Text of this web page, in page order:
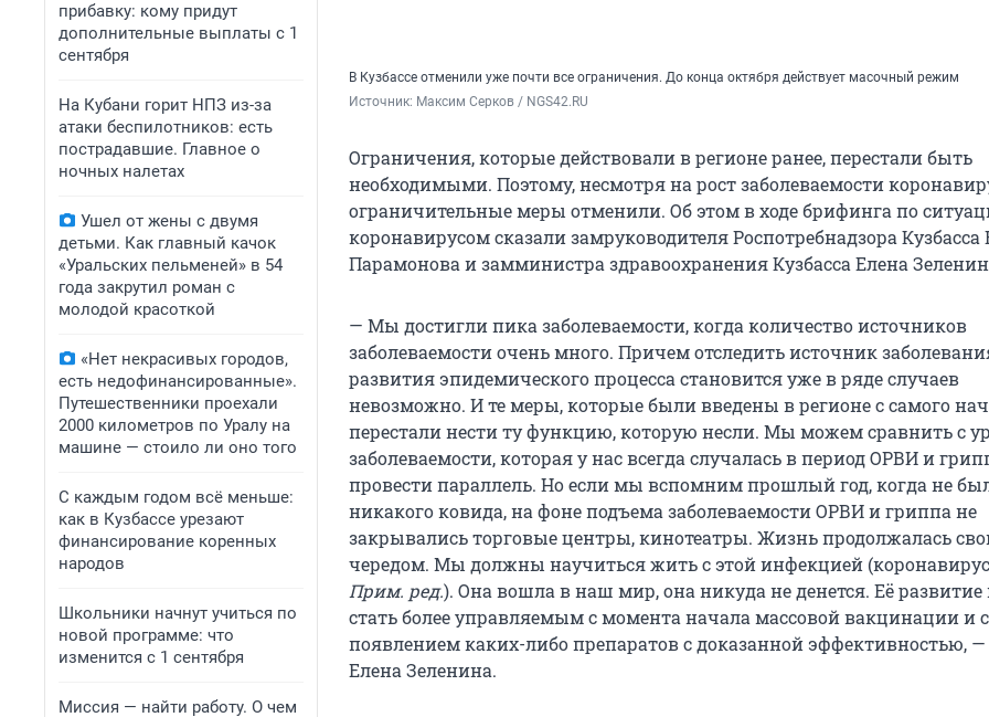
прибавку: кому придут
дополнительные выплаты с 1
сентября
На Кубани горит НПЗ из-за
атаки беспилотников: есть
пострадавшие. Главное о
ночных налетах
Ушел от жены с двумя
детьми. Как главный качок
«Уральских пельменей» в 54
года закрутил роман с
молодой красоткой
«Нет некрасивых городов,
есть недофинансированные».
Путешественники проехали
2000 километров по Уралу на
машине — стоило ли оно того
С каждым годом всё меньше:
как в Кузбассе урезают
финансирование коренных
народов
Школьники начнут учиться по
новой программе: что
изменится с 1 сентября
Миссия — найти работу. О чем
В Кузбассе отменили уже почти все ограничения. До конца октября действует масочный режим
Источник: Максим Серков / NGS42.RU
Ограничения, которые действовали в регионе ранее, перестали быть
необходимыми. Поэтому, несмотря на рост заболеваемости
ограничительные меры отменили. Об этом в ходе брифинга по
коронавирусом сказали замруководителя Роспотребнадзора Кузбасса
Парамонова и замминистра здравоохранения Кузбасса Елена
— Мы достигли пика заболеваемости, когда количество источников
заболеваемости очень много. Причем отследить источник
развития эпидемического процесса становится уже в ряде случаев
невозможно. И те меры, которые были введены в регионе с самого
перестали нести ту функцию, которую несли. Мы можем сравнить с
заболеваемости, которая у нас всегда случалась в период ОРВИ и
провести параллель. Но если мы вспомним прошлый год, когда не
никакого ковида, на фоне подъема заболеваемости ОРВИ и гриппа не
закрывались торговые центры, кинотеатры. Жизнь продолжалась
чередом. Мы должны научиться жить с этой инфекцией
Прим. ред.). Она вошла в наш мир, она никуда не денется. Её
стать более управляемым с момента начала массовой вакцинации и с
появлением каких-либо препаратов с доказанной эффективностью, —
Елена Зеленина.